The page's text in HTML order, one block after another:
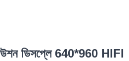
ডিসপ্লে 640*960 HIFI